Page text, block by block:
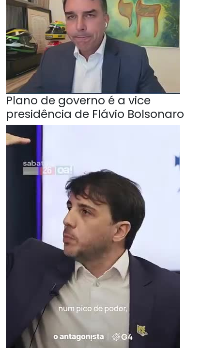
Plano de governo é a vice
presidência de Flávio Bolsonaro